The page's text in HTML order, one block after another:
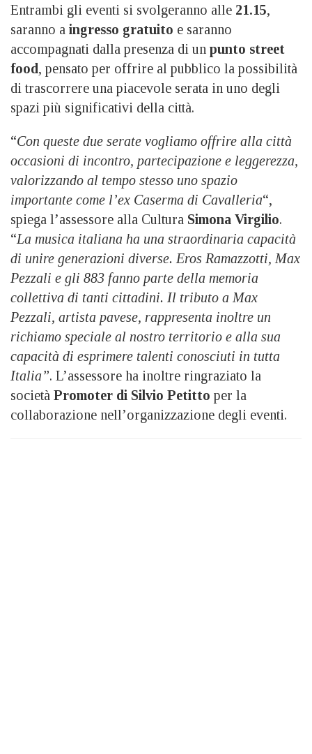
Entrambi gli eventi si svolgeranno alle 21.15,
saranno a ingresso gratuito e saranno
accompagnati dalla presenza di un punto street
food, pensato per offrire al pubblico la possibilità
di trascorrere una piacevole serata in uno degli
spazi più significativi della città.
“Con queste due serate vogliamo offrire alla città
occasioni di incontro, partecipazione e leggerezza,
valorizzando al tempo stesso uno spazio
importante come l’ex Caserma di Cavalleria“,
spiega l’assessore alla Cultura Simona Virgilio.
“La musica italiana ha una straordinaria capacità
di unire generazioni diverse. Eros Ramazzotti, Max
Pezzali e gli 883 fanno parte della memoria
collettiva di tanti cittadini. Il tributo a Max
Pezzali, artista pavese, rappresenta inoltre un
richiamo speciale al nostro territorio e alla sua
capacità di esprimere talenti conosciuti in tutta
Italia”. L’assessore ha inoltre ringraziato la
società Promoter di Silvio Petitto per la
collaborazione nell’organizzazione degli eventi.